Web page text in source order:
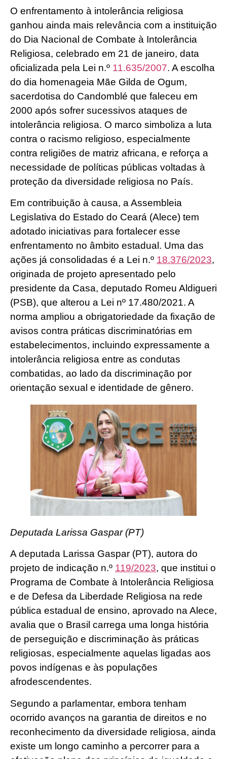
O enfrentamento à intolerância religiosa
ganhou ainda mais relevância com a instituição
do Dia Nacional de Combate à Intolerância
Religiosa, celebrado em 21 de janeiro, data
oficializada pela Lei n.º 11.635/2007. A escolha
do dia homenageia Mãe Gilda de Ogum,
sacerdotisa do Candomblé que faleceu em
2000 após sofrer sucessivos ataques de
intolerância religiosa. O marco simboliza a luta
contra o racismo religioso, especialmente
contra religiões de matriz africana, e reforça a
necessidade de políticas públicas voltadas à
proteção da diversidade religiosa no País.
Em contribuição à causa, a Assembleia
Legislativa do Estado do Ceará (Alece) tem
adotado iniciativas para fortalecer esse
enfrentamento no âmbito estadual. Uma das
ações já consolidadas é a Lei n.º 18.376/2023,
originada de projeto apresentado pelo
presidente da Casa, deputado Romeu Aldigueri
(PSB), que alterou a Lei nº 17.480/2021. A
norma ampliou a obrigatoriedade da fixação de
avisos contra práticas discriminatórias em
estabelecimentos, incluindo expressamente a
intolerância religiosa entre as condutas
combatidas, ao lado da discriminação por
orientação sexual e identidade de gênero.
Deputada Larissa Gaspar (PT)
A deputada Larissa Gaspar (PT), autora do
projeto de indicação n.º 119/2023, que institui o
Programa de Combate à Intolerância Religiosa
e de Defesa da Liberdade Religiosa na rede
pública estadual de ensino, aprovado na Alece,
avalia que o Brasil carrega uma longa história
de perseguição e discriminação às práticas
religiosas, especialmente aquelas ligadas aos
povos indígenas e às populações
afrodescendentes.
Segundo a parlamentar, embora tenham
ocorrido avanços na garantia de direitos e no
reconhecimento da diversidade religiosa, ainda
existe um longo caminho a percorrer para a